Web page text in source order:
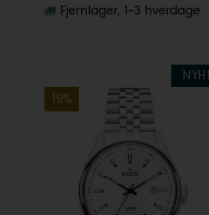
Fjernlager 1-3 hverdage
19%